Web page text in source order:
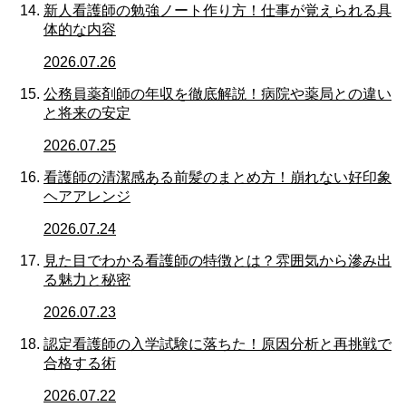
新人看護師の勉強ノート作り方！仕事が覚えられる具
体的な内容
2026.07.26
公務員薬剤師の年収を徹底解説！病院や薬局との違い
と将来の安定
2026.07.25
看護師の清潔感ある前髪のまとめ方！崩れない好印象
ヘアアレンジ
2026.07.24
見た目でわかる看護師の特徴とは？雰囲気から滲み出
る魅力と秘密
2026.07.23
認定看護師の入学試験に落ちた！原因分析と再挑戦で
合格する術
2026.07.22